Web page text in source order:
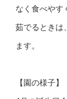
なく食べやす
茹でるときは
ます。
【園の様子】